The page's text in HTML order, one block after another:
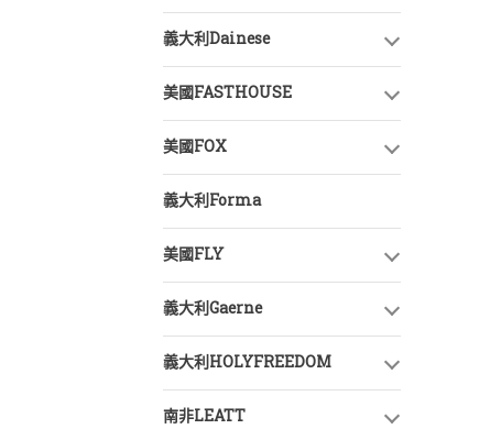
義大利Dainese
美國FASTHOUSE
美國FOX
義大利Forma
美國FLY
義大利Gaerne
義大利HOLYFREEDOM
南非LEATT